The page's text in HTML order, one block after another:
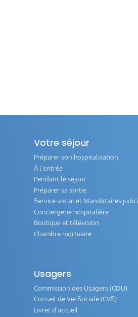
Votre séjour
Préparer son hospitalisation
À l’entrée
Pendant le séjour
Préparer sa sortie
Service social et Mandataires
Conciergerie hospitalière
Boutique et télévision
Chambre mortuaire
Usagers
Commission des Usagers (CDU)
Conseil de Vie Sociale (CVS)
Livret d’accueil